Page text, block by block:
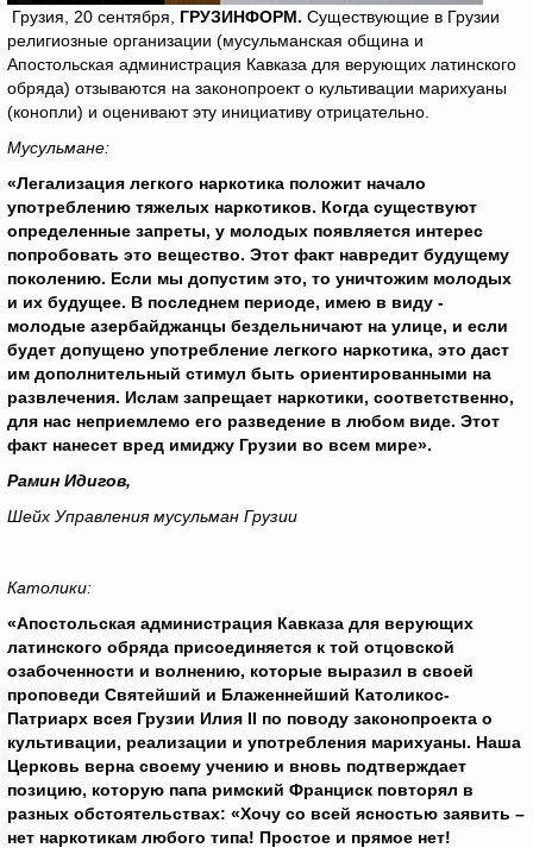
Грузия, 20 сентября, ГРУЗИНФОРМ. Существующие в Грузии
религиозные организации (мусульманская община и
Апостольская администрация Кавказа для верующих латинского
обряда) отзываются на законопроект о культивации марихуаны
(конопли) и оценивают эту инициативу отрицательно.
Мусульмане:
«Легализация легкого наркотика положит начало
употреблению тяжелых наркотиков. Когда существуют
определенные запреты, у молодых появляется интерес
попробовать это вещество. Этот факт навредит будущему
поколению. Если мы допустим это, то уничтожим молодых
и их будущее. В последнем периоде, имею в виду -
молодые азербайджанцы бездельничают на улице, и если
будет допущено употребление легкого наркотика, это даст
им дополнительный стимул быть ориентированными на
развлечения. Ислам запрещает наркотики, соответственно,
для нас неприемлемо его разведение в любом виде. Этот
факт нанесет вред имиджу Грузии во всем мире».
Рамин Идигов,
Шейх Управления мусульман Грузии
Католики:
«Апостольская администрация Кавказа для верующих
латинского обряда присоединяется к той отцовской
озабоченности и волнению, которые выразил в своей
проповеди Святейший и Блаженнейший Католикос-
Патриарх всея Грузии Илия II по поводу законопроекта о
культивации, реализации и употребления марихуаны. Наша
Церковь верна своему учению и вновь подтверждает
позицию, которую папа римский Франциск повторял в
разных обстоятельствах: «Хочу со всей ясностью заявить –
нет наркотикам любого типа! Простое и прямое нет!